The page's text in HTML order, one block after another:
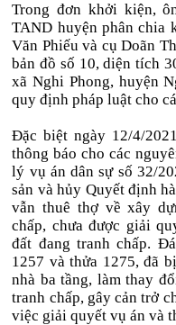
Trong đơn khởi kiện,
TAND huyện phân chia
Văn Phiếu và cụ Doãn
bản đồ số 10, diện tích
xã Nghi Phong, huyện
quy định pháp luật cho
Đặc biệt ngày 12/4/
thông báo cho các
lý vụ án dân sự số 32/
sản và hủy Quyết định
vẫn thuê thợ về xây
chấp, chưa được giải
đất đang tranh chấp.
1257 và thửa 1275, đã
nhà ba tầng, làm thay
tranh chấp, gây cản trở
việc giải quyết vụ án và